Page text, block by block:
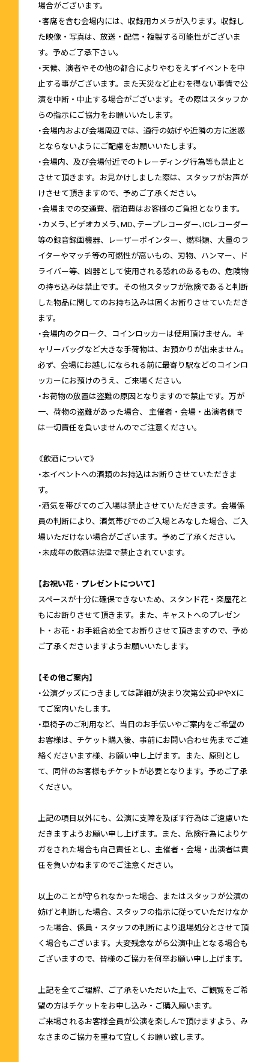
場合がございます。
・客席を含む会場内には、収録用カメラが入ります。収録し
た映像・写真は、放送・配信・複製する可能性がございま
す。予めご了承下さい。
・天候、演者やその他の都合によりやむをえずイベントを中
止する事がございます。また天災など止むを得ない事情で公
演を中断・中止する場合がございます。その際はスタッフか
らの指示にご協力をお願いいたします。
・会場内および会場周辺では、通行の妨げや近隣の方に迷惑
とならないようにご配慮をお願いいたします。
・会場内、及び会場付近でのトレーディング行為等も禁止と
させて頂きます。お見かけしました際は、スタッフがお声が
けさせて頂きますので、予めご了承ください。
・会場までの交通費、宿泊費はお客様のご負担となります。
・カメラ、ビデオカメラ、MD、テープレコーダー、ICレコーダー
等の録音録画機器、レーザーポインター、燃料類、大量のラ
イターやマッチ等の可燃性が高いもの、刃物、ハンマー、ド
ライバー等、凶器として使用される恐れのあるもの、危険物
の持ち込みは禁止です。その他スタッフが危険であると判断
した物品に関してのお持ち込みは固くお断りさせていただき
ます。
・会場内のクローク、コインロッカーは使用頂けません。キ
ャリーバッグなど大きな手荷物は、お預かりが出来ません。
必ず、会場にお越しになられる前に最寄り駅などのコインロ
ッカーにお預けのうえ、ご来場ください。
・お荷物の放置は盗難の原因となりますので禁止です。万が
一、荷物の盗難があった場合、 主催者・会場・出演者側で
は一切責任を負いませんのでご注意ください。
《飲酒について》
・本イベントへの酒類のお持込はお断りさせていただきま
す。
・酒気を帯びてのご入場は禁止させていただきます。会場係
員の判断により、酒気帯びでのご入場とみなした場合、ご入
場いただけない場合がございます。予めご了承ください。
・未成年の飲酒は法律で禁止されています。
【お祝い花・プレゼントについて】
スペースが十分に確保できないため、スタンド花・楽屋花と
もにお断りさせて頂きます。また、キャストへのプレゼン
ト・お花・お手紙含め全てお断りさせて頂きますので、予め
ご了承くださいますようお願いいたします。
【その他ご案内】
・公演グッズにつきましては詳細が決まり次第公式HPやXに
てご案内いたします。
・車椅子のご利用など、当日のお手伝いやご案内をご希望の
お客様は、チケット購入後、事前にお問い合わせ先までご連
絡くださいます様、お願い申し上げます。また、原則とし
て、同伴のお客様もチケットが必要となります。予めご了承
ください。
上記の項目以外にも、公演に支障を及ぼす行為はご遠慮いた
だきますようお願い申し上げます。また、危険行為によりケ
ガをされた場合も自己責任とし、主催者・会場・出演者は責
任を負いかねますのでご注意ください。
以上のことが守られなかった場合、またはスタッフが公演の
妨げと判断した場合、スタッフの指示に従っていただけなか
った場合、係員・スタッフの判断により退場処分とさせて頂
く場合もございます。大変残念ながら公演中止となる場合も
ございますので、皆様のご協力を何卒お願い申し上げます。
上記を全てご理解、ご了承をいただいた上で、ご観覧をご希
望の方はチケットをお申し込み・ご購入願います。
ご来場されるお客様全員が公演を楽しんで頂けますよう、み
なさまのご協力を重ねて宜しくお願い致します。